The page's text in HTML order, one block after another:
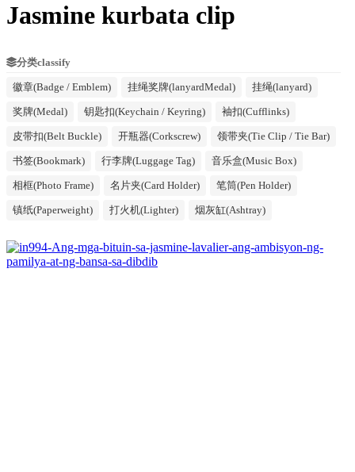
Jasmine kurbata clip
分类classify
徽章(Badge / Emblem) 挂绳奖牌(lanyardMedal) 挂绳(lanyard)
奖牌(Medal) 钥匙扣(Keychain / Keyring) 袖扣(Cufflinks)
皮带扣(Belt Buckle) 开瓶器(Corkscrew) 领带夹(Tie Clip / Tie Bar)
书签(Bookmark) 行李牌(Luggage Tag) 音乐盒(Music Box)
相框(Photo Frame) 名片夹(Card Holder) 笔筒(Pen Holder)
镇纸(Paperweight) 打火机(Lighter) 烟灰缸(Ashtray)